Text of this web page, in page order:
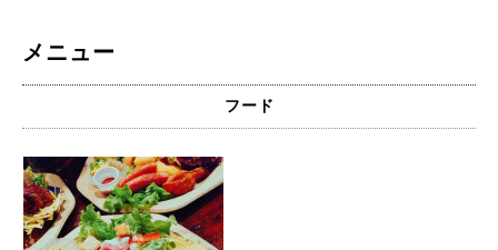
メニュー
フード